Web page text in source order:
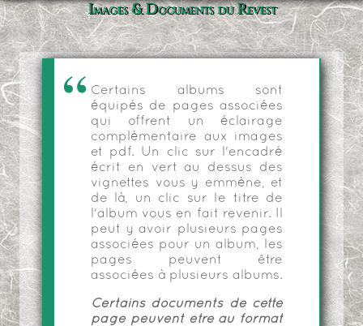
Images & Documents du Revest
Certains albums sont
équipés de pages associées
qui offrent un éclairage
complémentaire aux images
et pdf. Un clic sur l'encadré
écrit en vert au dessus des
vignettes vous y emmène, et
de là, un clic sur le titre de
l'album vous en fait revenir. Il
peut y avoir plusieurs pages
associées pour un album, les
pages peuvent être
associées à plusieurs albums.
Certains documents de cette
page peuvent être au format